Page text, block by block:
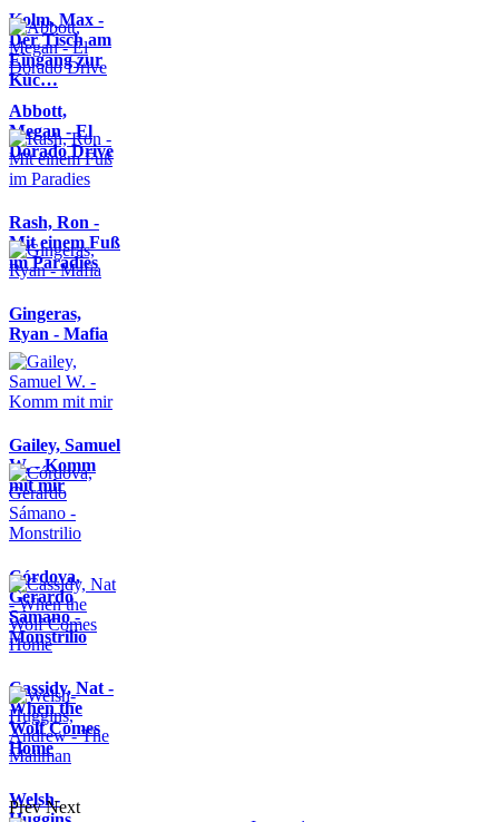
Kolm, Max -
Der Tisch am
Eingang zur
Küc…
Abbott,
Megan - El
Dorado Drive
Rash, Ron -
Mit einem Fuß
im Paradies
Gingeras,
Ryan - Mafia
Gailey, Samuel
W. - Komm
mit mir
Córdova,
Gerardo
Sámano -
Monstrilio
Cassidy, Nat -
When the
Wolf Comes
Home
Welsh-
Prev Next